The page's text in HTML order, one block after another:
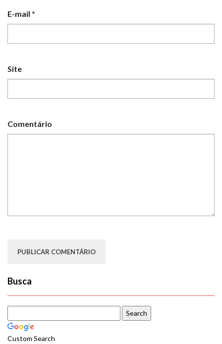
E-mail *
Site
Comentário
Busca
Custom Search